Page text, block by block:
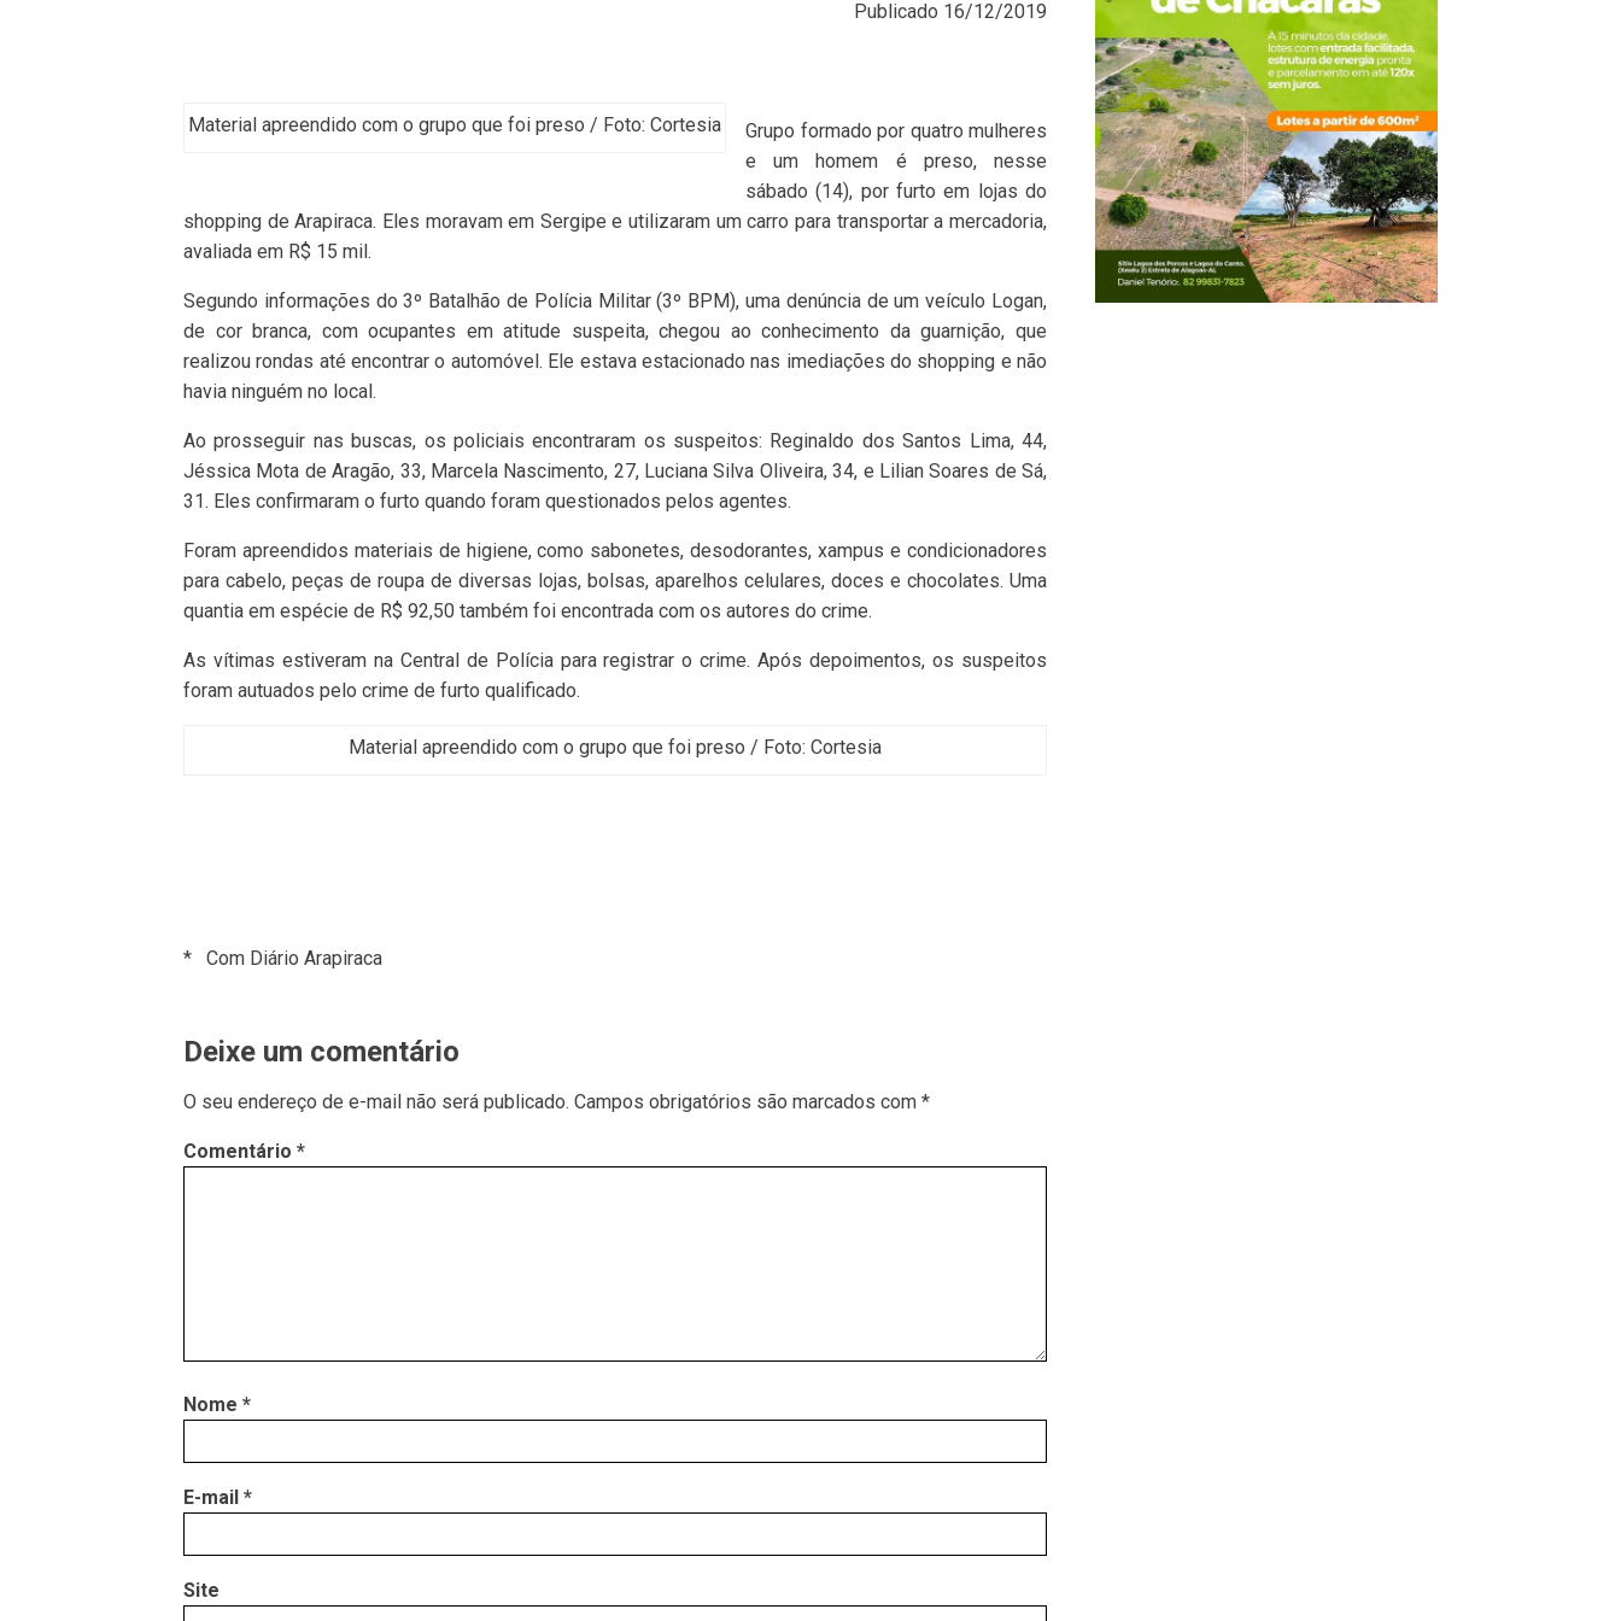
Publicado 16/12/2019
Material apreendido com o grupo que foi preso / Foto: Cortesia
Grupo formado por quatro mulheres
e um homem é preso, nesse
sábado (14), por furto em lojas do
shopping de Arapiraca. Eles moravam em Sergipe e utilizaram um carro para transportar a mercadoria,
avaliada em R$ 15 mil.
Segundo informações do 3º Batalhão de Polícia Militar (3º BPM), uma denúncia de um veículo Logan,
de cor branca, com ocupantes em atitude suspeita, chegou ao conhecimento da guarnição, que
realizou rondas até encontrar o automóvel. Ele estava estacionado nas imediações do shopping e não
havia ninguém no local.
Ao prosseguir nas buscas, os policiais encontraram os suspeitos: Reginaldo dos Santos Lima, 44,
Jéssica Mota de Aragão, 33, Marcela Nascimento, 27, Luciana Silva Oliveira, 34, e Lilian Soares de Sá,
31. Eles confirmaram o furto quando foram questionados pelos agentes.
Foram apreendidos materiais de higiene, como sabonetes, desodorantes, xampus e condicionadores
para cabelo, peças de roupa de diversas lojas, bolsas, aparelhos celulares, doces e chocolates. Uma
quantia em espécie de R$ 92,50 também foi encontrada com os autores do crime.
As vítimas estiveram na Central de Polícia para registrar o crime. Após depoimentos, os suspeitos
foram autuados pelo crime de furto qualificado.
Material apreendido com o grupo que foi preso / Foto: Cortesia
* Com Diário Arapiraca
Deixe um comentário
O seu endereço de e-mail não será publicado. Campos obrigatórios são marcados com *
Comentário *
Nome *
E-mail *
Site